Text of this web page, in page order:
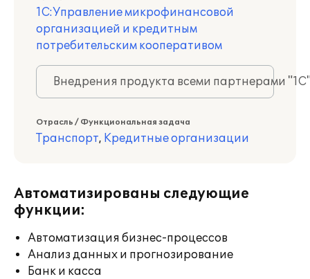
1С:Управление микрофинансовой
организацией и кредитным
потребительским кооперативом
Внедрения продукта всеми партнерами
Отрасль / Функциональная задача
Транспорт, Кредитные организации
Автоматизированы следующие
функции:
Автоматизация бизнес-процессов
Анализ данных и прогнозирование
Банк и касса